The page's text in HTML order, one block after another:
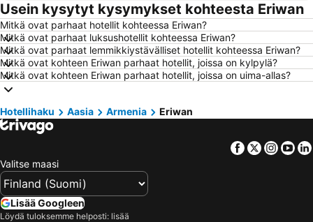
Hotellit – Alanya
Hotellit – Joensuu
Hotellit – Fuengirola
Hotellit – Kööpenhamina
Hotellit – Savonlinna
Hotellit – Gdańsk
Hotellit – Lahti
Hotellit – Hämeenlinna
Hotellit – Seinäjoki
Hotellit – Kreikka
Hotellit – Aurinkorannikko
Hotellit – Teneriffa
Hotellit – Koh Lanta
Hotellit – Santorini Saari
Hotellit – Espanja
Hotellit – Kos Saari
Usein kysytyt kysymykset kohteesta Eriwan
Mitkä ovat parhaat hotellit kohteessa Eriwan?
Mitkä ovat parhaat luksushotellit kohteessa Eriwan?
Mitkä ovat parhaat lemmikkiystävälliset hotellit kohteessa Eriwan?
Mitkä ovat kohteen Eriwan parhaat hotellit, joissa on kylpylä?
Mitkä ovat kohteen Eriwan parhaat hotellit, joissa on uima-allas?
Hotellihaku Aasia Armenia Eriwan
Facebook
Twitter
Valitse maasi
Lisää Googleen
Löydä tuloksemme helposti: lisää